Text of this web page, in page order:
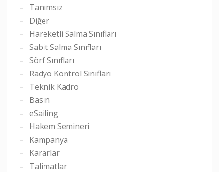
Tanımsız
Diğer
Hareketli Salma Sınıfları
Sabit Salma Sınıfları
Sörf Sınıfları
Radyo Kontrol Sınıfları
Teknik Kadro
Basın
eSailing
Hakem Semineri
Kampanya
Kararlar
Talimatlar